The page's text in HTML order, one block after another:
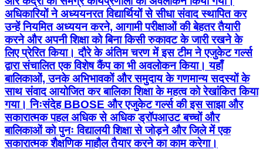
अधिकारियों ने अध्ययनरत विद्यार्थियों से सीधा संवाद स्थापित कर
उन्हें नियमित अध्ययन करने, आगामी परीक्षाओं की बेहतर तैयारी
करने और अपनी शिक्षा को बिना किसी रुकावट के जारी रखने के
लिए प्रेरित किया। दौरे के अंतिम चरण में इस टीम ने एजुकेट गर्ल्स
द्वारा संचालित एक विशेष कैंप का भी अवलोकन किया। यहाँ
बालिकाओं, उनके अभिभावकों और समुदाय के गणमान्य सदस्यों के
साथ संवाद आयोजित कर बालिका शिक्षा के महत्व को रेखांकित किया
गया। निःसंदेह BBOSE और एजुकेट गर्ल्स की इस साझा और
सकारात्मक पहल अधिक से अधिक ड्रॉपआउट बच्चों और
बालिकाओं को पुनः विद्यालयी शिक्षा से जोड़ने और जिले में एक
सकारात्मक शैक्षणिक माहौल तैयार करने का काम करेगा।